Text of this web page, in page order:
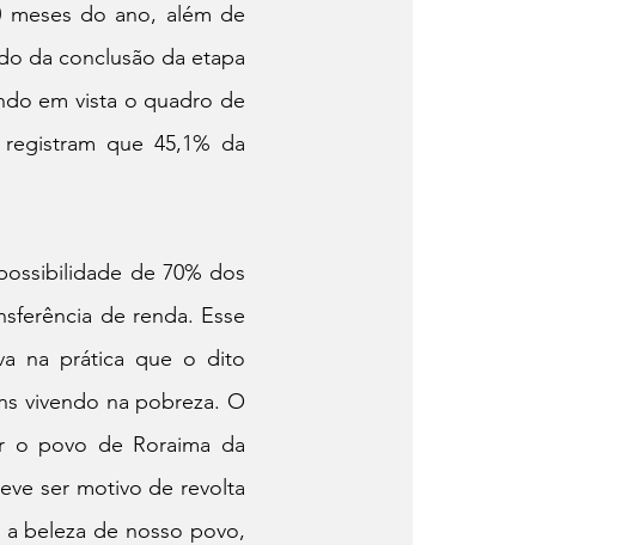
meses do ano, além de
da conclusão da etapa
em vista o quadro de
que 45,1% da
de 70% dos
de renda. Esse
na prática que o dito
vivendo na pobreza. O
o povo de Roraima da
ser motivo de revolta
beleza de nosso povo,